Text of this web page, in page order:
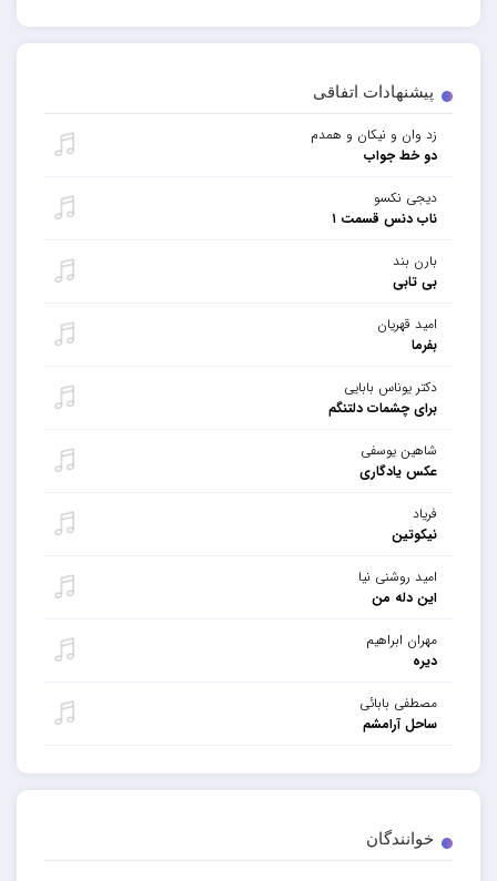
پیشنهادات اتفاقی
زد وان و نیکان و همدم
دو خط جواب
دیجى نکسو
ناب دنس قسمت ١
بارن بند
بی تابی
امید قهریان
بفرما
دکتر یوناس بابایی
برای چشمات دلتنگم
شاهین یوسفی
عکس یادگاری
فریاد
نیکوتین
امید روشنی نیا
این دله من
مهران ابراهیم
دیره
مصطفی بابائی
ساحل آرامشم
خوانندگان